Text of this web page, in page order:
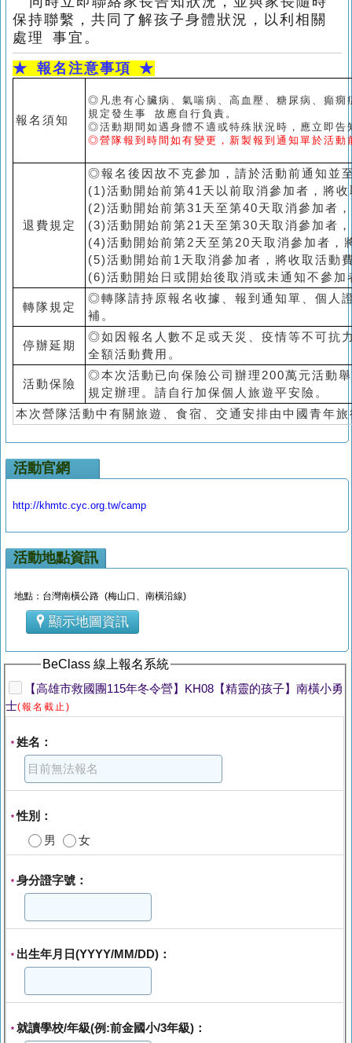
保持聯繫，共同了解孩子身體狀況，以利相關
處理 事宜。
★ 報名注意事項 ★
報名須知
◎凡患有心臟病、氣喘病、高血壓、糖尿病、癲
規定發生事 故應自行負責。
◎活動期間如遇身體不適或特殊狀況時，應立即
◎營隊報到時間如有變更，新製報到通知單於活動
退費規定
◎報名後因故不克參加，請於活動前通知並
(1)活動開始前第41天以前取消參加者，將
(2)活動開始前第31天至第40天取消參加者
(3)活動開始前第21天至第30天取消參加者
(4)活動開始前第2天至第20天取消參加者，
(5)活動開始前1天取消參加者，將收取活動
(6)活動開始日或開始後取消或未通知不參
轉隊規定
◎轉隊請持原報名收據、報到通知單、個人
補。
停辦延期
◎如因報名人數不足或天災、疫情等不可抗
全額活動費用。
活動保險
◎本次活動已向保險公司辦理200萬元活動
規定辦理。請自行加保個人旅遊平安險。
本次營隊活動中有關旅遊、食宿、交通安排由中國青年
活動官網
http://khmtc.cyc.org.tw/camp
活動地點資訊
地點：台灣南橫公路 (梅山口、南橫沿線)
顯示地圖資訊
BeClass 線上報名系統
【高雄市救國團115年冬令營】KH08【精靈的孩子】南橫小勇
士(報名截止)
* 姓名：
*性別：
男
女
* 身分證字號：
* 出生年月日(YYYY/MM/DD)：
* 就讀學校/年級(例:前金國小/3年級)：